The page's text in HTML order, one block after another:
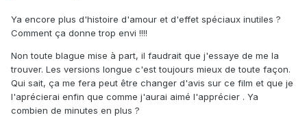
Ya encore plus d'histoire d'amour et d'effet spéciaux inutiles ?
Comment ça donne trop envi !!!!
Non toute blague mise à part, il faudrait que j'essaye de me la
trouver. Les versions longue c'est toujours mieux de toute façon.
Qui sait, ça me fera peut être changer d'avis sur ce film et que je
l'aprécierai enfin que comme j'aurai aimé l'apprécier . Ya
combien de minutes en plus ?